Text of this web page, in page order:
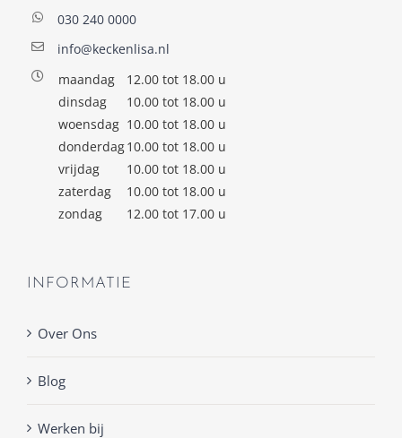
030 240 0000
info@keckenlisa.nl
maandag
12.00 tot 18.00 u
dinsdag
10.00 tot 18.00 u
woensdag 10.00 tot 18.00 u
donderdag10.00 tot 18.00 u
vrijdag
10.00 tot 18.00 u
zaterdag
10.00 tot 18.00 u
zondag
12.00 tot 17.00 u
INFORMATIE
Over Ons
Blog
Werken bij